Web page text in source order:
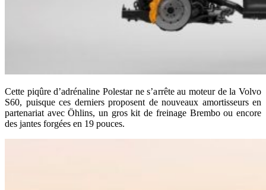
Cette piqûre d’adrénaline Polestar ne s’arrête au moteur de la Volvo
S60, puisque ces derniers proposent de nouveaux amortisseurs en
partenariat avec Öhlins, un gros kit de freinage Brembo ou encore
des jantes forgées en 19 pouces.